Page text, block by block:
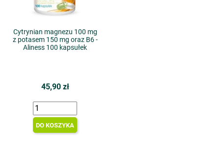
Cytrynian magnezu 100 mg
z potasem 150 mg oraz B6 -
Aliness 100 kapsułek
45,90 zł
DO KOSZYKA